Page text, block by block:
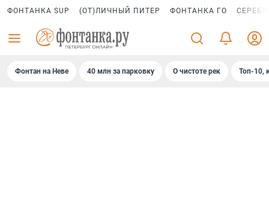
ФОНТАНКА SUP (ОТ)ЛИЧНЫЙ ПИТЕР ФОНТАНКА ГО
Фонтан на Неве 40 млн за парковку О чистоте рек Топ-10,